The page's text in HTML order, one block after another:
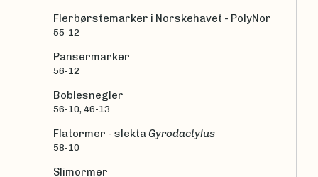
Flerbørstemarker i Norskehavet - PolyNor
55-12
Pansermarker
56-12
Boblesnegler
56-10, 46-13
Flatormer - slekta Gyrodactylus
58-10
Slimormer